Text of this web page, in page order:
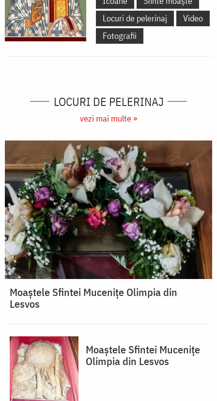
Locuri de pelerinaj
Video
Fotografii
LOCURI DE PELERINAJ
vezi mai multe »
Moaștele Sfintei Mucenițe Olimpia din
Lesvos
Moaștele Sfintei Mucenițe
Olimpia din Lesvos